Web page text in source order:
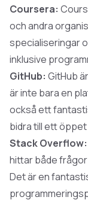
Coursera:
och andra
specialiseringar
inklusive
GitHub: GitHub
är inte bara en
också ett
bidra till ett
Stack Overflow:
hittar både
Det är en